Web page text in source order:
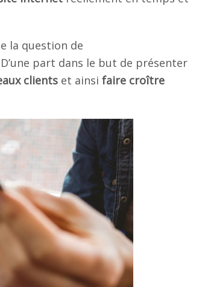
la question de
part dans le but de présenter
clients et ainsi faire croître